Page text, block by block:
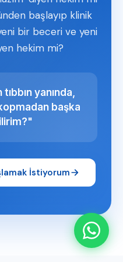
başlayıp klinik
bir beceri ve yeni
hekim mi?
yanında,
başka
İstiyorum